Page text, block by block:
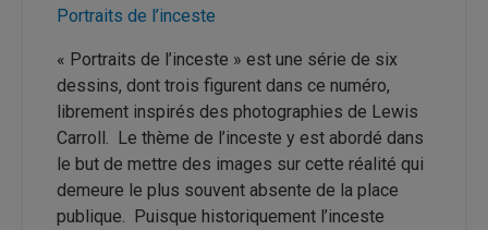
Portraits de l’inceste
« Portraits de l’inceste » est une série de six
dessins, dont trois figurent dans ce numéro,
librement inspirés des photographies de Lewis
Carroll. Le thème de l’inceste y est abordé dans
le but de mettre des images sur cette réalité qui
demeure le plus souvent absente de la place
publique. Puisque historiquement l’inceste